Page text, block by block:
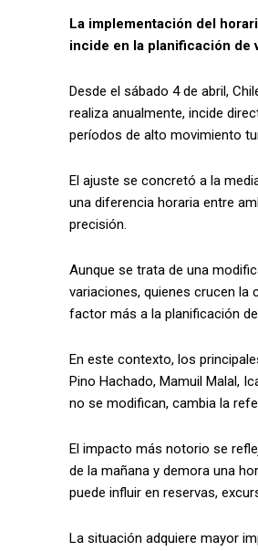
La implementación del
incide en la planificación de
Desde el sábado 4 de abril,
realiza anualmente, incide
períodos de alto movimiento
El ajuste se concretó a la
una diferencia horaria entre
precisión.
Aunque se trata de una
variaciones, quienes crucen la
factor más a la planificación
En este contexto, los
Pino Hachado, Mamuil Malal,
no se modifican, cambia la
El impacto más notorio se
de la mañana y demora una
puede influir en reservas,
La situación adquiere mayor